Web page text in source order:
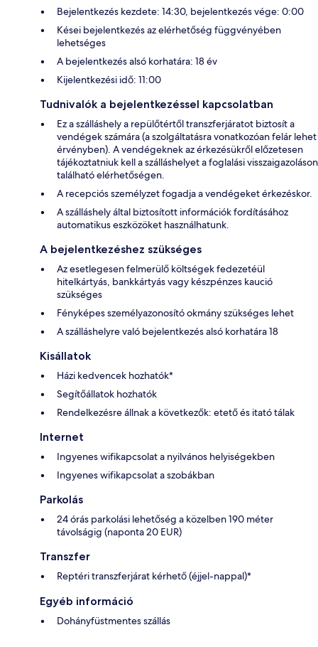
Bejelentkezés kezdete: 14:30, bejelentkezés vége: 0:00
Kései bejelentkezés az elérhetőség függvényében
lehetséges
A bejelentkezés alsó korhatára: 18 év
Kijelentkezési idő: 11:00
Tudnivalók a bejelentkezéssel kapcsolatban
Ez a szálláshely a repülőtértől transzferjáratot biztosít a
vendégek számára (a szolgáltatásra vonatkozóan felár lehet
érvényben). A vendégeknek az érkezésükről előzetesen
tájékoztatniuk kell a szálláshelyet a foglalási visszaigazoláson
található elérhetőségen.
A recepciós személyzet fogadja a vendégeket érkezéskor.
A szálláshely által biztosított információk fordításához
automatikus eszközöket használhatunk.
A bejelentkezéshez szükséges
Az esetlegesen felmerülő költségek fedezetéül
hitelkártyás, bankkártyás vagy készpénzes kaució
szükséges
Fényképes személyazonosító okmány szükséges lehet
A szálláshelyre való bejelentkezés alsó korhatára 18
Kisállatok
Házi kedvencek hozhatók*
Segítőállatok hozhatók
Rendelkezésre állnak a következők: etető és itató tálak
Internet
Ingyenes wifikapcsolat a nyilvános helyiségekben
Ingyenes wifikapcsolat a szobákban
Parkolás
24 órás parkolási lehetőség a közelben 190 méter
távolságig (naponta 20 EUR)
Transzfer
Reptéri transzferjárat kérhető (éjjel-nappal)*
Egyéb információ
Dohányfüstmentes szállás